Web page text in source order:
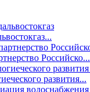
Российско...
развития...